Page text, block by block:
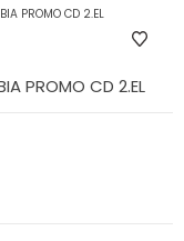
PROMO CD 2.EL